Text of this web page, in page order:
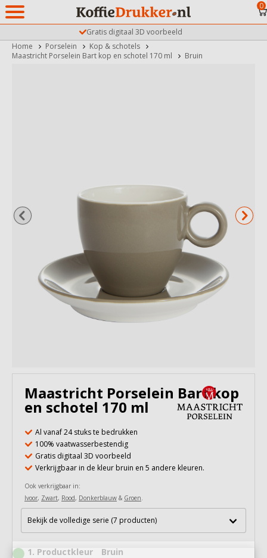
Gratis digitaal 3D voorbeeld
0
Home Porselein
Kop & schotels
Maastricht Porselein Bart kop en schotel 170 ml
Bruin
Maastricht Porselein Bart kop
en schotel 170 ml
Al vanaf 24 stuks te bedrukken
100% vaatwasserbestendig
Gratis digitaal 3D voorbeeld
Verkrijgbaar in de kleur bruin en 5 andere kleuren.
Ook verkrijgbaar in:
Ivoor, Zwart, Rood, Donkerblauw & Groen.
Bekijk de volledige serie (7 producten)
1 Productkleur Bruin